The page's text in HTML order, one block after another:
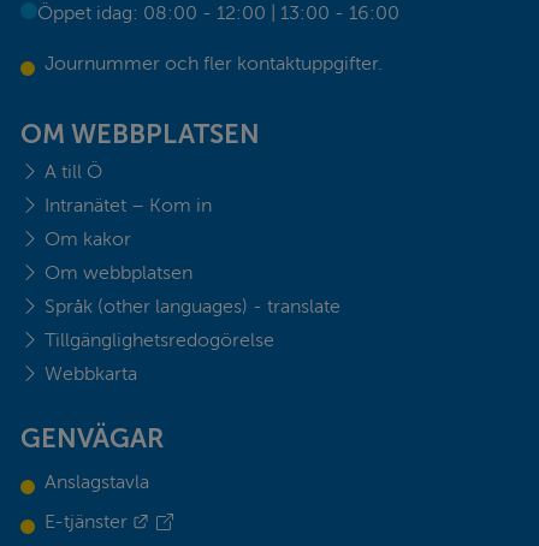
Öppet idag: 08:00 - 12:00 | 13:00 - 16:00
Journummer och fler kontaktuppgifter.
OM WEBBPLATSEN
A till Ö
Intranätet – Kom in
Om kakor
Om webbplatsen
Språk (other languages) - translate
Tillgänglighetsredogörelse
Webbkarta
GENVÄGAR
Anslagstavla
E-tjänster
Länk till annan webbplats.